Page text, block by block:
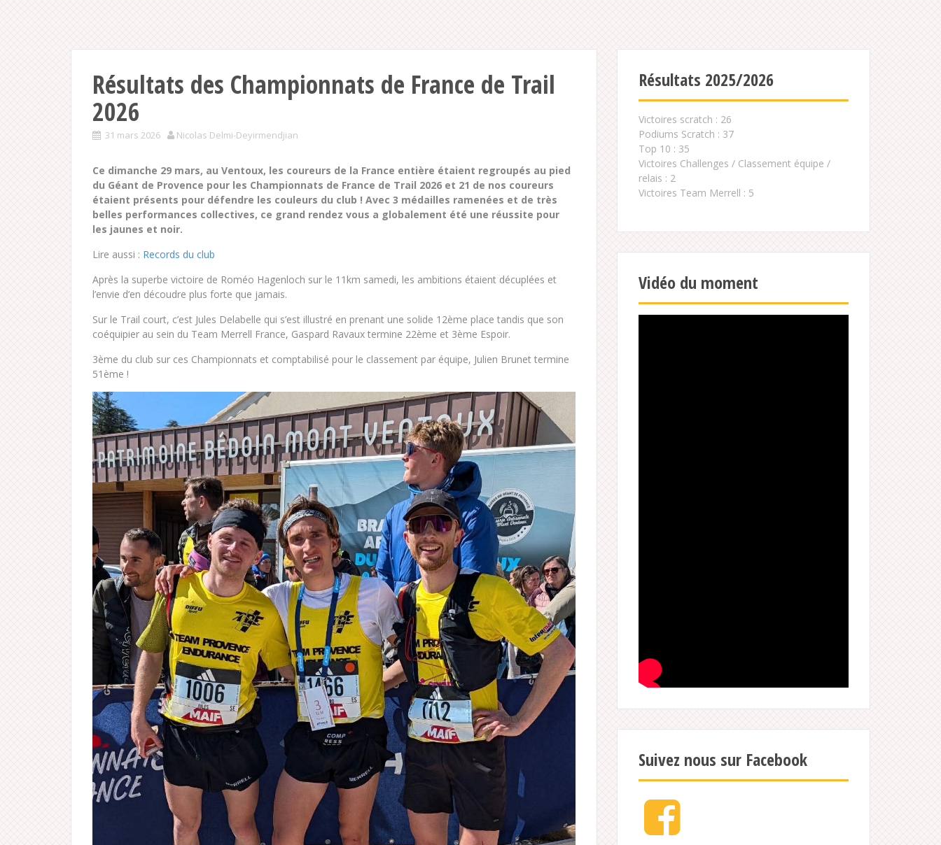
Résultats des Championnats de France de Trail
2026
31 mars 2026 Nicolas Delmi-Deyirmendjian
Ce dimanche 29 mars, au Ventoux, les coureurs de la France entière étaient regroupés au pied
du Géant de Provence pour les Championnats de France de Trail 2026 et 21 de nos coureurs
étaient présents pour défendre les couleurs du club ! Avec 3 médailles ramenées et de très
belles performances collectives, ce grand rendez vous a globalement été une réussite pour
les jaunes et noir.
Lire aussi : Records du club
Après la superbe victoire de Roméo Hagenloch sur le 11km samedi, les ambitions étaient décuplées et
l’envie d’en découdre plus forte que jamais.
Sur le Trail court, c’est Jules Delabelle qui s’est illustré en prenant une solide 12ème place tandis que son
coéquipier au sein du Team Merrell France, Gaspard Ravaux termine 22ème et 3ème Espoir.
3ème du club sur ces Championnats et comptabilisé pour le classement par équipe, Julien Brunet termine
51ème !
Résultats 2025/2026
Victoires scratch : 26
Podiums Scratch : 37
Top 10 : 35
Victoires Challenges / Classement équipe /
relais : 2
Victoires Team Merrell : 5
Vidéo du moment
Suivez nous sur Facebook
Facebook